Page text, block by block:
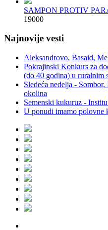
SAMPON PROTIV
19000
Najnovije vesti
Aleksandrovo, Basaid,
Pokrajinski Konkurs za
(do 40 godina) u ruralnim
Sledeća nedelja -
okolina
Semenski kukuruz -
U ponudi imamo polovne